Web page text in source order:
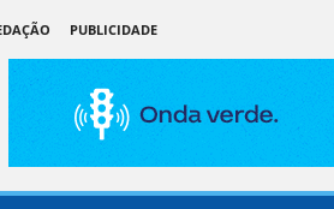
PUBLICIDADE